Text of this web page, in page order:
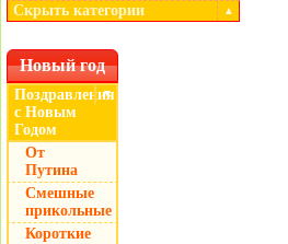
Скрыть категории
▲
Новый год
Поздравления
с Новым
Годом
▼
От
Путина
Смешные
прикольные
Короткие